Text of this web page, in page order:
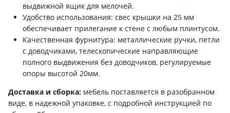
выдвижной ящик для мелочей.
Удобство использования: свес крышки на 25 мм
обеспечивает прилегание к стене с любым плинтусом.
Качественная фурнитура: металлические ручки, петли
с доводчиками, телескопические направляющие
полного выдвижения без доводчиков, регулируемые
опоры высотой 20мм.
Доставка и сборка: мебель поставляется в разобранном
виде, в надежной упаковке, с подробной инструкцией по